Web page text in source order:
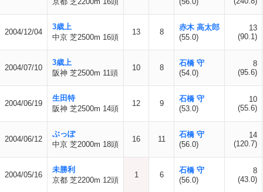
2004/12/04
3歳上
中京 芝2500m 16頭
13 8
赤木 高太郎
(55.0)
13
(90.1)
2004/07/10
3歳上
阪神 芝2500m 11頭
10 8
石橋 守
(54.0)
8
(95.6)
2004/06/19
生田特
阪神 芝2500m 14頭
12 9
石橋 守
(53.0)
10
(55.6)
2004/06/12
ぶっぽ
中京 芝2000m 18頭
16 11
石橋 守
(56.0)
14
(120.7)
2004/05/16
未勝利
京都 芝2200m 12頭
1 6
石橋 守
(56.0)
8
(43.0)